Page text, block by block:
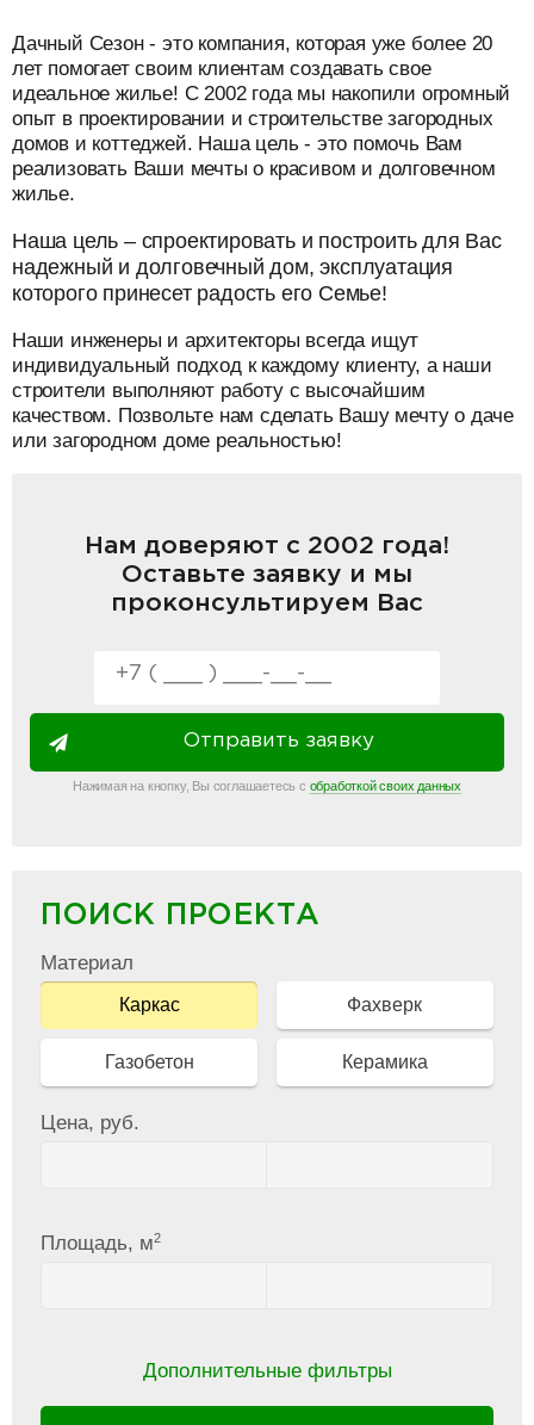
Дачный Сезон - это компания, которая уже более 20
лет помогает своим клиентам создавать свое
идеальное жилье! С 2002 года мы накопили огромный
опыт в проектировании и строительстве загородных
домов и коттеджей. Наша цель - это помочь Вам
реализовать Ваши мечты о красивом и долговечном
жилье.
Наша цель – спроектировать и построить для Вас
надежный и долговечный дом, эксплуатация
которого принесет радость его Семье!
Наши инженеры и архитекторы всегда ищут
индивидуальный подход к каждому клиенту, а наши
строители выполняют работу с высочайшим
качеством. Позвольте нам сделать Вашу мечту о даче
или загородном доме реальностью!
Нам доверяют с 2002 года!
Оставьте заявку и мы
проконсультируем Вас
Отправить заявку
Нажимая на кнопку, Вы соглашаетесь с обработкой своих данных
ПОИСК ПРОЕКТА
Материал
Каркас Фахверк
Газобетон Керамика
Цена, руб.
Площадь, м2
Дополнительные фильтры